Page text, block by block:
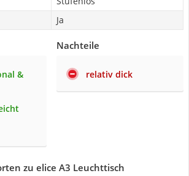
Ja
&
Nachteile
relativ dick
zu elice A3 Leuchttisch